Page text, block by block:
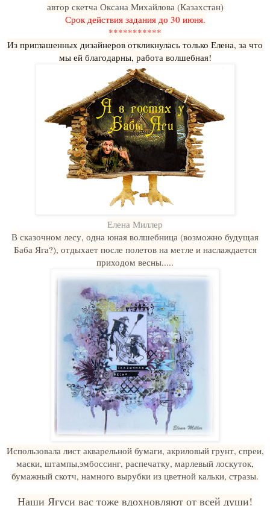
автор скетча Оксана Михайлова (Казахстан)
Срок действия задания до 30 июня.
***********
Из приглашенных дизайнеров откликнулась только Елена, за что
мы ей благодарны, работа волшебная!
Елена Миллер
В сказочном лесу, одна юная волшебница (возможно будущая
Баба Яга?), отдыхает после полетов на метле и наслаждается
приходом весны.....
Использовала лист акварельной бумаги, акриловый грунт, спреи,
маски, штампы,эмбоссинг, распечатку, марлевый лоскуток,
бумажный скотч, намного вырубки из цветной кальки, стразы.
Наши Ягуси вас тоже вдохновляют от всей души!